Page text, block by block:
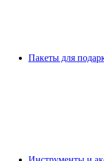
Пакеты для